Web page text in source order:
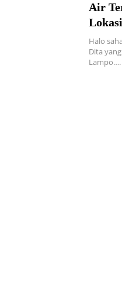
Air
Halo
Dita
Lampo….